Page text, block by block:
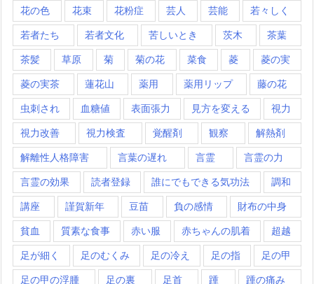
花の色 花束 花粉症 芸人 芸能 若々しく
若者たち 若者文化 苦しいとき 茨木 茶葉
茶髪 草原 菊 菊の花 菜食 菱 菱の実
菱の実茶 蓮花山 薬用 薬用リップ 藤の花
虫刺され 血糖値 表面張力 見方を変える 視力
視力改善 視力検査 覚醒剤 観察 解熱剤
解離性人格障害 言葉の遅れ 言霊 言霊の力
言霊の効果 読者登録 誰にでもできる気功法 調和
講座 謹賀新年 豆苗 負の感情 財布の中身
貧血 質素な食事 赤い服 赤ちゃんの肌着 超越
足が細く 足のむくみ 足の冷え 足の指 足の甲
足の甲の浮腫 足の裏 足首 踵 踵の痛み